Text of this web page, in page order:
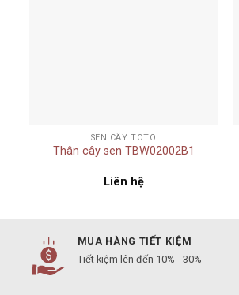
SEN CÂY TOTO
Thân cây sen TBW02002B1
Liên hệ
MUA HÀNG TIẾT KIỆM
Tiết kiệm lên đến 10% - 30%